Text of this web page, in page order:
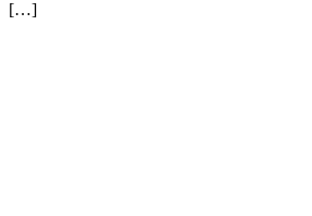
[…]